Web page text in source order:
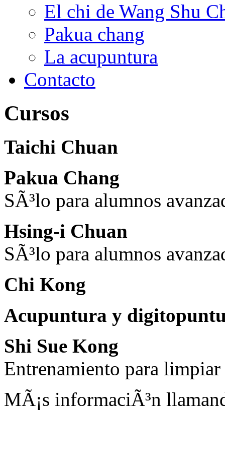
El chi de Wang Shu
Pakua chang
La acupuntura
Contacto
Cursos
Taichi Chuan
Pakua Chang
SÃ³lo para alumnos
Hsing-i Chuan
SÃ³lo para alumnos
Chi Kong
Acupuntura y
Shi Sue Kong
Entrenamiento para
MÃ¡s informaciÃ³n